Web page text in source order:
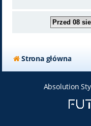
Strona główna
Absolution